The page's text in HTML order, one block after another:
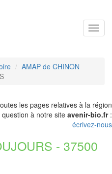
AMAP de CHINON
les pages relatives à la région
à notre site avenir-bio.fr:
écrivez-nous
- 37500